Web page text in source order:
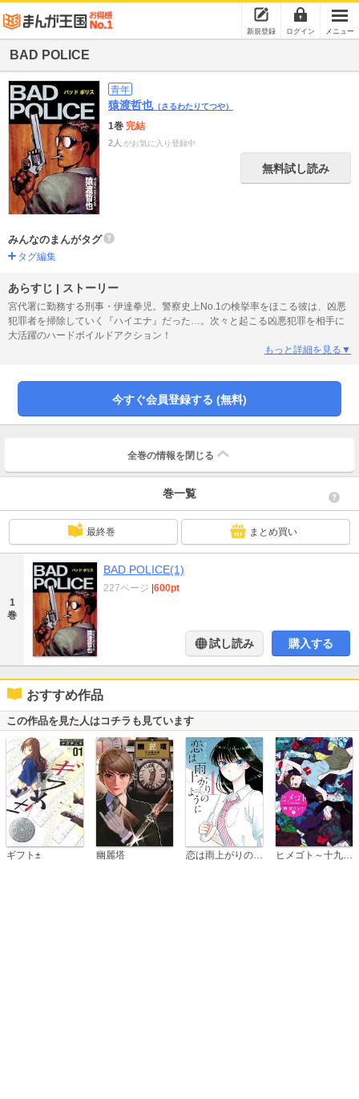
新規登録 ログイン メニュー
BAD POLICE
青年
猿渡哲也（さるわたりてつや）
1巻 完結
2人 がお気に入り登録中
無料試し読み
みんなのまんがタグ
タグ編集
あらすじ | ストーリー
宮代署に勤務する刑事・伊達拳児。警察史上No.1の検挙率をほこる彼は、凶悪
犯罪者を掃除していく『ハイエナ』だった…。次々と起こる凶悪犯罪を相手に
大活躍のハードボイルドアクション！
もっと詳細を見る▼
今すぐ会員登録する (無料)
全巻の情報を 閉じる
巻一覧
最終巻 まとめ買い
1
巻
BAD POLICE(1)
227ページ |600pt
試し読み 購入する
おすすめ作品
この作品を見た人はコチラも見ています
ギフト± 幽麗塔